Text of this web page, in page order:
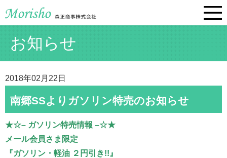
お知らせ
2018年02月22日
南郷SSよりガソリン特売のお知らせ
★☆– ガソリン特売情報 –☆★
メール会員さま限定
『ガソリン・軽油 ２円引き!!』